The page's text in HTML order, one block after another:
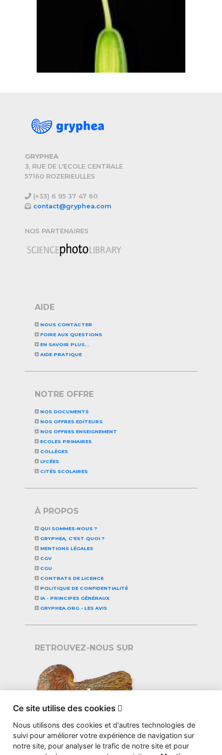
GRYPHEA
3, RUE DE L'ECOLE CENTRALE
57160 ROZERIEULLES
(+33) 6 95 37 47 60
contact@gryphea.com
NOS PARTENAIRES
AIDE
NOUS CONTACTER
FOIRE AUX QUESTIONS
EN SAVOIR PLUS...
AIDE PRATIQUE
NOTRE OFFRE
NOS DOCUMENTS
NOS OFFRES EDITEURS
NOS OFFRES ENSEIGNEMENT
ECOLES PRIMAIRES
COLLÈGES
LYCÉES
CITÉS SCOLAIRES
À PROPOS
QUI SOMMES-NOUS ?
GRYPHEA, C'EST QUOI ?
MENTIONS LÉGALES
CGV
CGU
CONTRATS DE LICENCE
POLITIQUE DE CONFIDENTIALITÉ
IA - PRINCIPES GÉNÉRAUX
GRYPHEA.ORG - LES AVIS
RETROUVEZ-NOUS SUR
Ce site utilise des cookies 
Nous utilisons des cookies et d'autres technologies de
suivi pour améliorer votre expérience de navigation sur
notre site, pour analyser le trafic de notre site et pour